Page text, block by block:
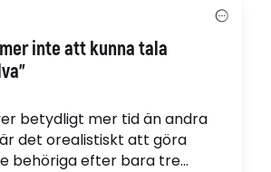
krönika.
inte att kunna tala
betydligt mer tid än andra
det orealistiskt att göra
behöriga efter bara tre